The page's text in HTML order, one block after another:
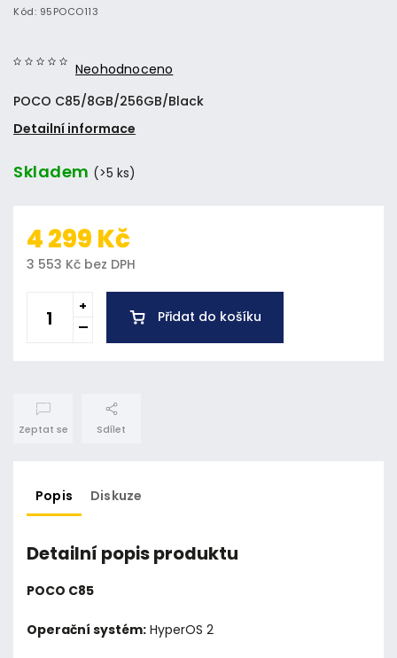
Kód: 95POCO113
Neohodnoceno
POCO C85/8GB/256GB/Black
Detailní informace
Skladem (>5 ks)
4 299 Kč
3 553 Kč bez DPH
Přidat do košíku
Zeptat se Sdílet
Popis Diskuze
Detailní popis produktu
POCO C85
Operační systém: HyperOS 2